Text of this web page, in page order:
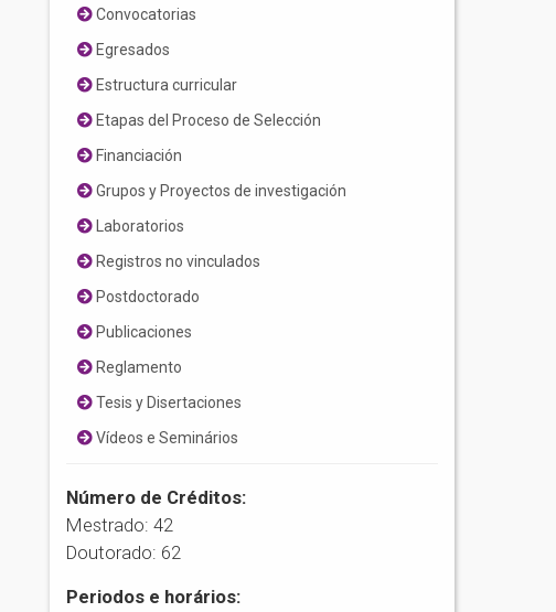
Convocatorias
Egresados
Estructura curricular
Etapas del Proceso de Selección
Financiación
Grupos y Proyectos de investigación
Laboratorios
Registros no vinculados
Postdoctorado
Publicaciones
Reglamento
Tesis y Disertaciones
Vídeos e Seminários
Número de Créditos:
Mestrado: 42
Doutorado: 62
Periodos e horários: